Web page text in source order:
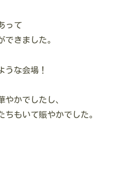
って
きました。
うな会場！
かでしたし、
もいて賑やかでした。